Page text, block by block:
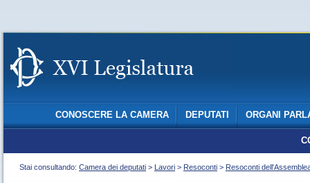
CONOSCERE LA CAMERA DEPUTATI ORGANI
Stai consultando: Camera dei deputati > Lavori > Resoconti > Resoconti